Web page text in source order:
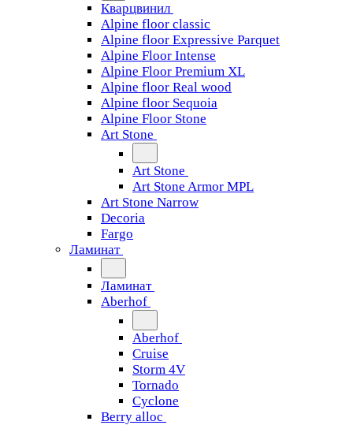
Кварцвинил
Alpine floor classic
Alpine floor Expressive Parquet
Alpine Floor Intense
Alpine Floor Premium XL
Alpine floor Real wood
Alpine floor Sequoia
Alpine Floor Stone
Art Stone
Art Stone
Art Stone Armor MPL
Art Stone Narrow
Decoria
Fargo
Ламинат
Ламинат
Aberhof
Aberhof
Cruise
Storm 4V
Tornado
Сyclone
Berry alloc